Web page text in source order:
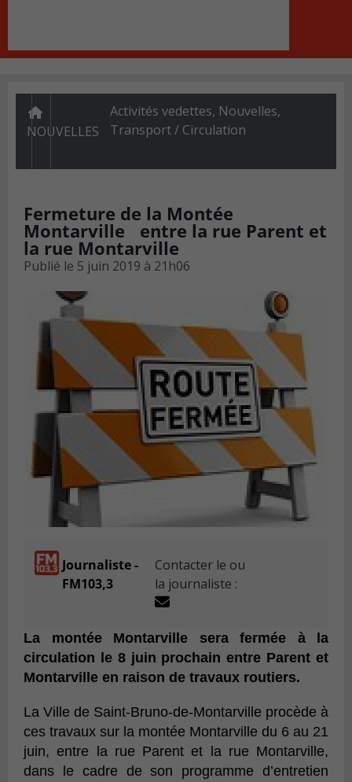
NOUVELLES
Activités vedettes, Nouvelles,
Transport / Circulation
Fermeture de la Montée
Montarville entre la rue Parent et
la rue Montarville
Publié le 5 juin 2019 à 21h06
Journaliste -
FM103,3
Contacter le ou
la journaliste :
La montée Montarville sera fermée à la
circulation le 8 juin prochain entre Parent et
Montarville en raison de travaux routiers.
La Ville de Saint-Bruno-de-Montarville procède à
ces travaux sur la montée Montarville du 6 au 21
juin, entre la rue Parent et la rue Montarville,
dans le cadre de son programme d’entretien